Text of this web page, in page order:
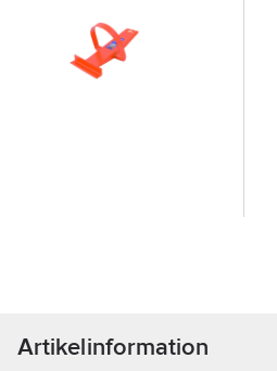
Artikelinformation